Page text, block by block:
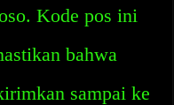
Kode pos ini
bahwa
sampai ke